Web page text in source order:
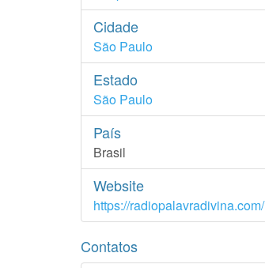
Cidade
São Paulo
Estado
São Paulo
País
Brasil
Website
https://radiopalavradivina.com/
Contatos